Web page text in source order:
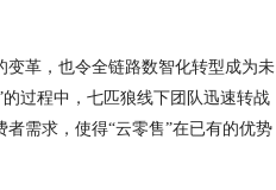
革，也令全链路数智化转型成为未
过程中，七匹狼线下团队迅速转战
需求，使得“云零售”在已有的优势